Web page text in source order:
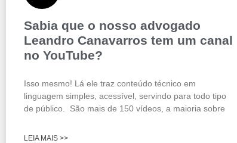
Sabia que o nosso advogado
Leandro Canavarros tem um canal
no YouTube?
Isso mesmo! Lá ele traz conteúdo técnico em
linguagem simples, acessível, servindo para todo tipo
de público. São mais de 150 vídeos, a maioria sobre
LEIA MAIS >>